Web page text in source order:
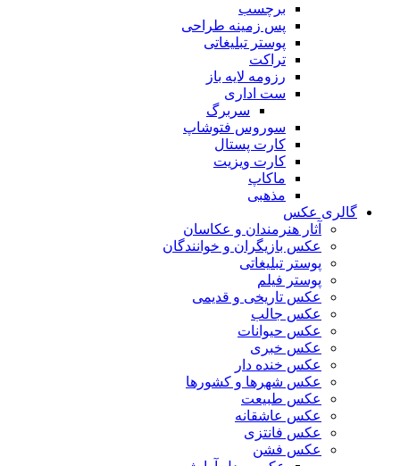
برچسب
پس زمینه طراحی
پوستر تبلیغاتی
تراکت
رزومه لایه باز
ست اداری
سربرگ
سوروس فتوشاپ
کارت پستال
کارت ویزیت
ماکاپ
مذهبی
گالری عکس
آثار هنرمندان و عکاسان
عکس بازیگران و خوانندگان
پوستر تبلیغاتی
پوستر فیلم
عکس تاریخی و قدیمی
عکس جالب
عکس حیوانات
عکس خبری
عکس خنده دار
عکس شهرها و کشورها
عکس طبیعت
عکس عاشقانه
عکس فانتزی
عکس فشن